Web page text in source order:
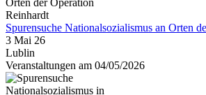
Spurensuche Nationalsozialismus an Orten
3 Mai 26
Lublin
Veranstaltungen am 04/05/2026